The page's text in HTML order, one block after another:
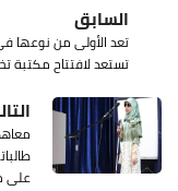
السابق
تعد الأولى من نوعها
تستعد لافتتاح مكتبة
على